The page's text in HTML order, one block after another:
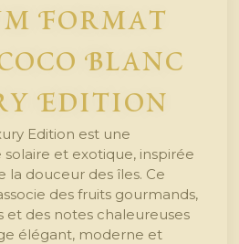
Format
Blanc
Edition
Edition est une
et exotique, inspirée
la douceur des îles. Ce
des fruits gourmands,
et des notes chaleureuses
élégant, moderne et